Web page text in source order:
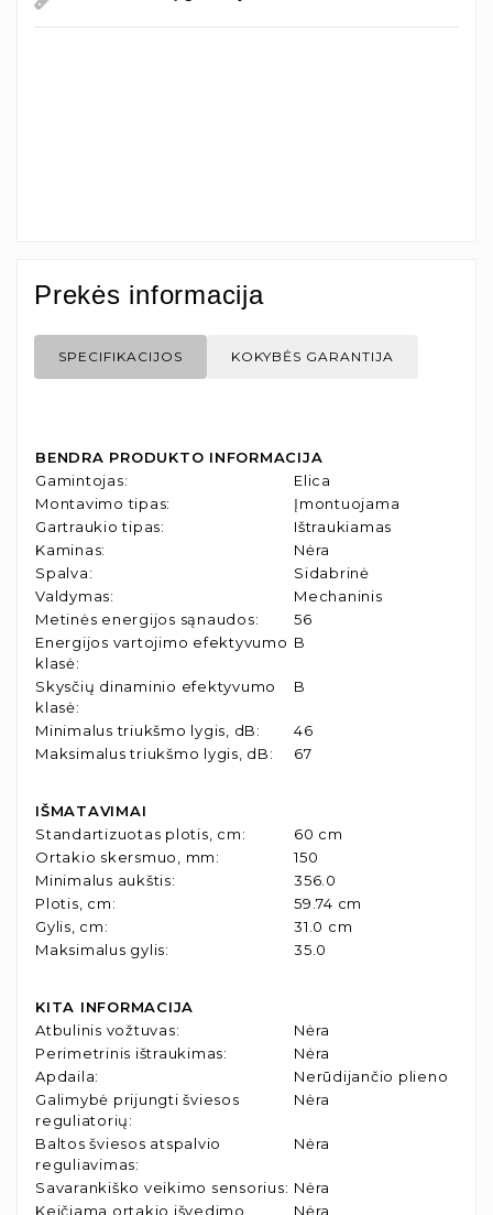
Prekės informacija
SPECIFIKACIJOS KOKYBĖS GARANTIJA
BENDRA PRODUKTO INFORMACIJA
Gamintojas:
Elica
Montavimo tipas:
Įmontuojama
Gartraukio tipas:
Ištraukiamas
Kaminas:
Nėra
Spalva:
Sidabrinė
Valdymas:
Mechaninis
Metinės energijos sąnaudos:
56
Energijos vartojimo efektyvumo
klasė:
B
Skysčių dinaminio efektyvumo
klasė:
B
Minimalus triukšmo lygis, dB:
46
Maksimalus triukšmo lygis, dB: 67
IŠMATAVIMAI
Standartizuotas plotis, cm:
60 cm
Ortakio skersmuo, mm:
150
Minimalus aukštis:
356.0
Plotis, cm:
59.74 cm
Gylis, cm:
31.0 cm
Maksimalus gylis: 35.0
KITA INFORMACIJA
Atbulinis vožtuvas:
Nėra
Perimetrinis ištraukimas:
Nėra
Apdaila:
Nerūdijančio plieno
Galimybė prijungti šviesos
reguliatorių:
Nėra
Baltos šviesos atspalvio
reguliavimas:
Nėra
Savarankiško veikimo sensorius: Nėra
Keičiama ortakio išvedimo
Nėra